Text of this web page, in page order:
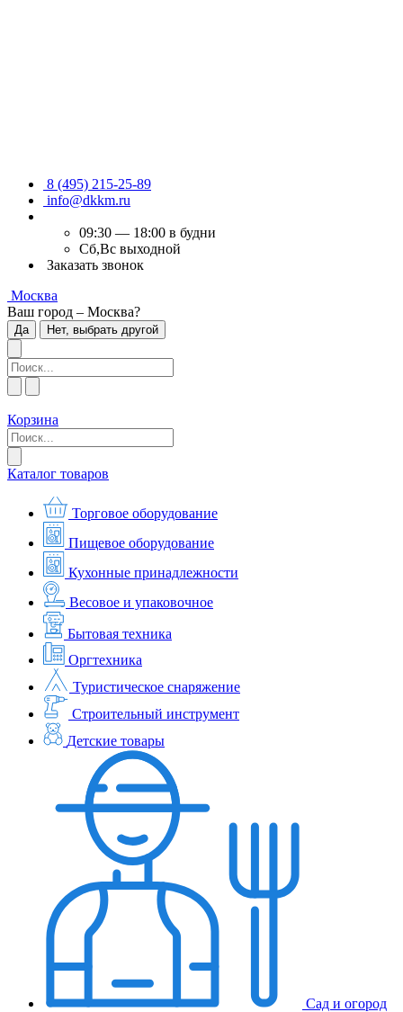
8 (495) 215-25-89
info@dkkm.ru
09:30 — 18:00 в будни
Сб,Вс выходной
Заказать звонок
Москва
Ваш город – Москва?
Да Нет, выбрать другой
Корзина
Каталог товаров
Торговое оборудование
Пищевое оборудование
Кухонные принадлежности
Весовое и упаковочное
Бытовая техника
Оргтехника
Туристическое снаряжение
Строительный инструмент
Детские товары
Сад и огород